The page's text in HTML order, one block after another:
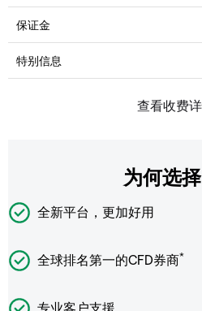
为何选
全新平台，更加好用
全球排名第一的CFD券商*
专业客户支援